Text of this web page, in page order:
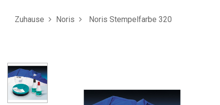
Zuhause Noris Noris Stempelfarbe 320